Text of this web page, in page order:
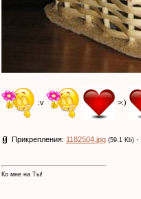
:v >:)
Прикрепления: 1182504.jpg (59.1 Kb) ·
Ко мне на Ты!